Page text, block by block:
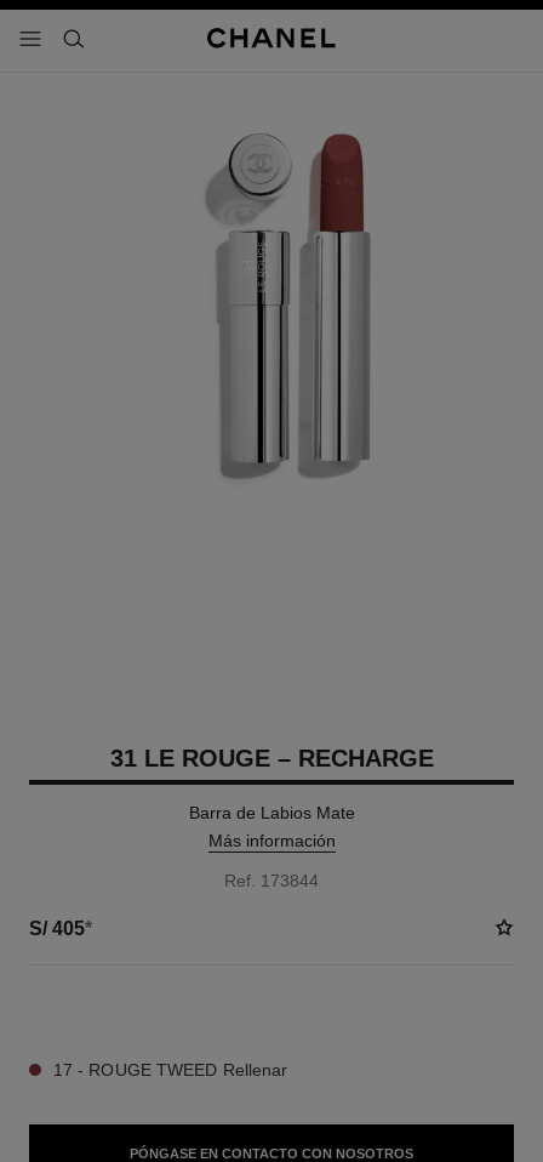
- navegación principal
buscar
31 LE ROUGE – RECHARGE
Barra de Labios Mate
Más información
Ref. 173844
S/ 405*
17 - ROUGE TWEED Rellenar
PÓNGASE EN CONTACTO CON NOSOTROS